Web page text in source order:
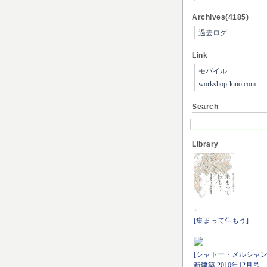
Archives(4185)
過去ログ
Link
モバイル
workshop-kino.com
Search
Library
[集まって住もう]
[シャトー・メルシャ
新建築 2010年12月号